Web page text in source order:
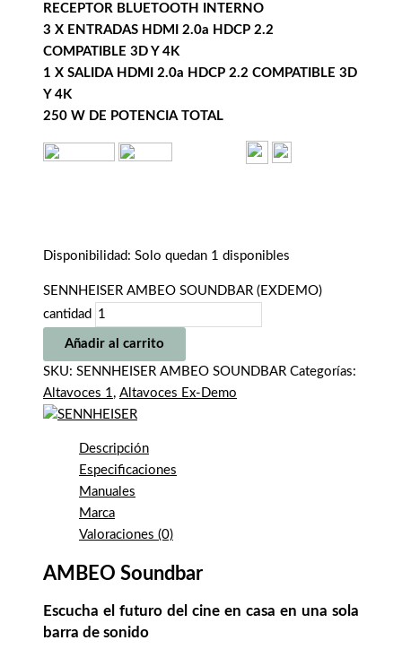
RECEPTOR BLUETOOTH INTERNO
3 X ENTRADAS HDMI 2.0a HDCP 2.2
COMPATIBLE 3D Y 4K
1 X SALIDA HDMI 2.0a HDCP 2.2 COMPATIBLE 3D
Y 4K
250 W DE POTENCIA TOTAL
Disponibilidad: Solo quedan 1 disponibles
SENNHEISER AMBEO SOUNDBAR (EXDEMO)
cantidad
Añadir al carrito
SKU: SENNHEISER AMBEO SOUNDBAR Categorías:
Altavoces 1 , Altavoces Ex-Demo
Descripción
Especificaciones
Manuales
Marca
Valoraciones (0)
AMBEO Soundbar
Escucha el futuro del cine en casa en una sola
barra de sonido